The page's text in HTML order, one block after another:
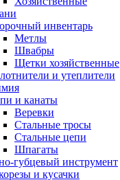
инвентарь
Метлы
Швабры
Щетки хозяйственные
и утеплители
и канаты
Веревки
Стальные тросы
Стальные цепи
Шпагаты
губцевый инструмент
и кусачки